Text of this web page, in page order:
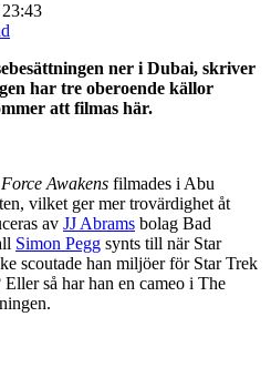
ner i Dubai, skriver
har tre oberoende källor
att filmas här.
Awakens filmades i Abu
vilket ger mer trovärdighet åt
av JJ Abrams bolag Bad
Simon Pegg synts till när Star
scoutade han miljöer för Star Trek
så har han en cameo i The